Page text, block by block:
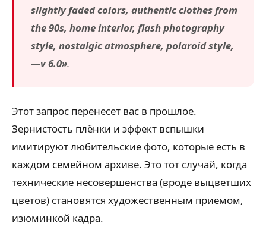
slightly faded colors, authentic clothes from
the 90s, home interior, flash photography
style, nostalgic atmosphere, polaroid style,
—v 6.0».
Этот запрос перенесет вас в прошлое.
Зернистость плёнки и эффект вспышки
имитируют любительские фото, которые есть в
каждом семейном архиве. Это тот случай, когда
технические несовершенства (вроде выцветших
цветов) становятся художественным приемом,
изюминкой кадра.